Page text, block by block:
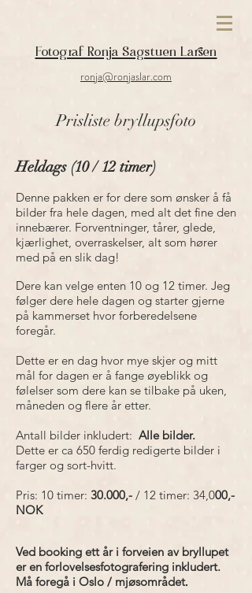
Fotograf Ronja Sagstuen Larsen
ronja@ronjaslar.com
Prisliste bryllupsfoto
Heldags (10 / 12 timer)
Denne pakken er for dere som ønsker å få
bilder fra hele dagen, med alt det fine den
innebærer. Forventninger, tårer, glede,
kjærlighet, overraskelser, alt som hører
med på en slik dag!
Dere kan velge enten 10 og 12 timer. Jeg
følger dere hele dagen og starter gjerne
på kammerset hvor forberedelsene
foregår.
Dette er en dag hvor mye skjer og mitt
mål for dagen er å fange øyeblikk og
følelser som dere kan se tilbake på uken,
måneden og flere år etter.
Antall bilder inkludert: Alle bilder.
Dette er ca 650 ferdig redigerte bilder i
farger og sort-hvitt.
Pris: 10 timer: 30.000,- / 12 timer: 34,000,-
NOK
Ved booking ett år i forveien av bryllupet
er en forlovelsesfotografering inkludert.
Må foregå i Oslo / mjøsområdet.